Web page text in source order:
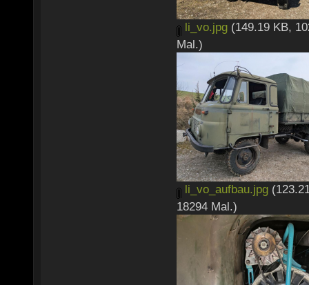
li_vo.jpg (149.19 KB,
Mal.)
li_vo_aufbau.jpg
18294 Mal.)